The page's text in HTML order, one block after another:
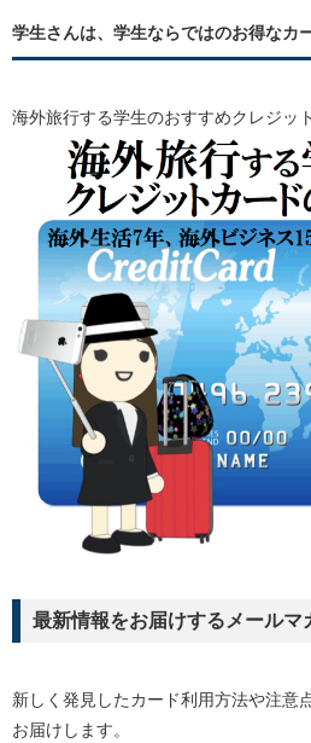
学生さんは、学生ならではのお得なカ
海外旅行する学生のおすすめクレジッ
最新情報をお届けするメールマ
新しく発見したカード利用方法や注意
お届けします。